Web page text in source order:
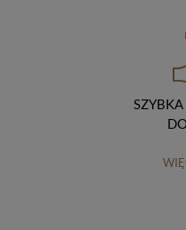
Twoje dane osobowe
hostingodawcy. Takie
podstawie umowy z
poleceniami.
Polski/UE/
Okres przechowywania
Twoje dane
otrzymania ich kopii,
(poprawiania) swoich